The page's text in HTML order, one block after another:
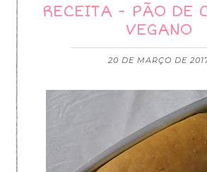
RECEITA - PÃO DE
VEGANO
20 DE MARÇO DE